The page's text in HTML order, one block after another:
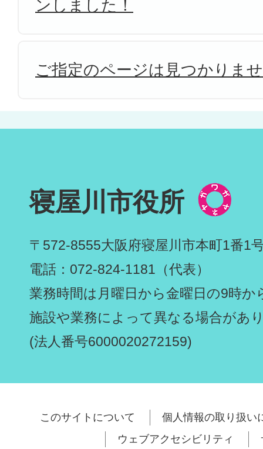
ンしました！
ご指定のページは見つかりま
寝屋川市役所
〒572-8555大阪府寝屋川市本町1番1
電話：072-824-1181（代表）
業務時間は月曜日から金曜日の9時か
施設や業務によって異なる場合があ
(法人番号6000020272159)
このサイトについて
個人情報の取り扱い
ウェブアクセシビリティ